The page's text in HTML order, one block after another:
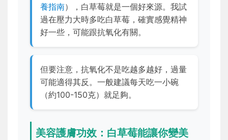
養指南），白草莓就是一個好來源。我試
過在壓力大時多吃白草莓，確實感覺精神
好一些，可能跟抗氧化有關。
但要注意，抗氧化不是吃越多越好，過量
可能適得其反。一般建議每天吃一小碗
（約100-150克）就足夠。
美容護膚功效：白草莓能讓你變美